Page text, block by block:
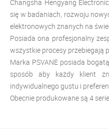
Changsha Hengyang
się w badaniach, rozwoju
elektronowych znanych na
Posiada ona profesjonalny
wszystkie procesy przebiegają
Marka PSVANE posiada
sposób aby każdy klient
indywidualnego gustu i
Obecnie produkowane są 4